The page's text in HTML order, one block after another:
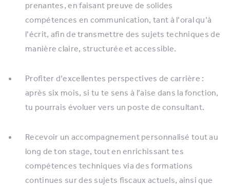
prenantes, en faisant preuve de solides
compétences en communication, tant à l’oral qu’à
l’écrit, afin de transmettre des sujets techniques de
manière claire, structurée et accessible.
Profiter d’excellentes perspectives de carrière :
après six mois, si tu te sens à l’aise dans la fonction,
tu pourrais évoluer vers un poste de consultant.
Recevoir un accompagnement personnalisé tout au
long de ton stage, tout en enrichissant tes
compétences techniques via des formations
continues sur des sujets fiscaux actuels, ainsi que